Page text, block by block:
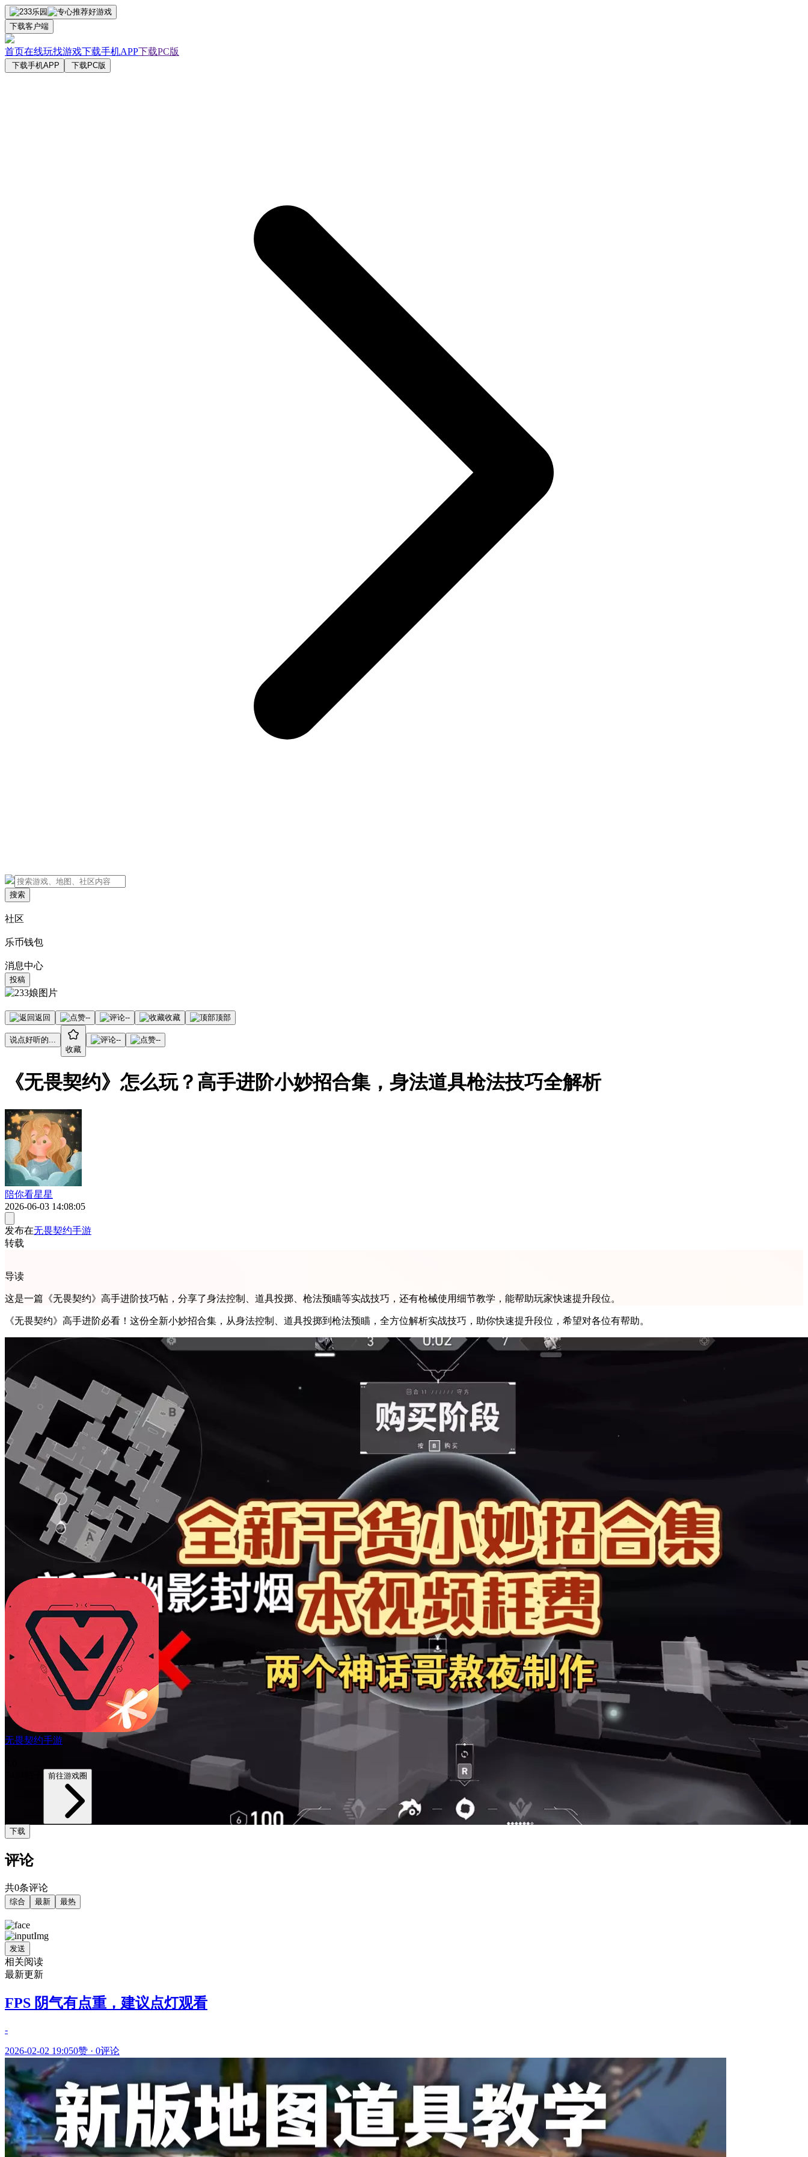
下载客户端
首页在线玩找游戏下载手机APP下载PC版
下载手机APP 下载PC版
搜索
社区
乐币钱包
消息中心
投稿
返回 -- -- 收藏 顶部
说点好听的...
收藏
-- --
《无畏契约》怎么玩？高手进阶小妙招合集，身法道具枪法技巧全解析
陪你看星星
2026-06-03 14:08:05
发布在无畏契约手游
转载
导读
这是一篇《无畏契约》高手进阶技巧帖，分享了身法控制、道具投掷、枪法预瞄等实战技巧，还有枪械使用细节教学，能帮助玩家快速提升段位。
《无畏契约》高手进阶必看！这份全新小妙招合集，从身法控制、道具投掷到枪法预瞄，全方位解析实战技巧，助你快速提升段位，希望对各位有帮助。
无畏契约手游
前往游戏圈
下载
评论
共0条评论
综合 最新 最热
发送
相关阅读
最新更新
FPS 阴气有点重，建议点灯观看
-
2026-02-02 19:050赞 · 0评论